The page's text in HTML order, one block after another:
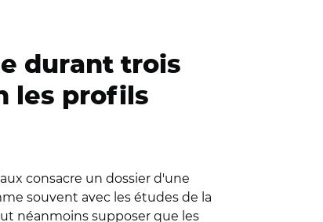
durant trois
les profils
consacre un dossier d'une
souvent avec les études de la
néanmoins supposer que les